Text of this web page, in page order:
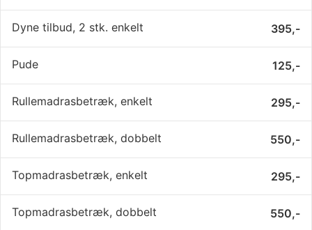
Dyne tilbud, 2 stk. enkelt 395,-
Pude 125,-
Rullemadrasbetræk, enkelt 295,-
Rullemadrasbetræk, dobbelt 550,-
Topmadrasbetræk, enkelt 295,-
Topmadrasbetræk, dobbelt 550,-